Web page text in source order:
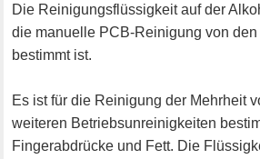
Die Reinigungsflüssigkeit auf der
die manuelle PCB-Reinigung von
bestimmt ist.
Es ist für die Reinigung der Mehrheit
weiteren Betriebsunreinigkeiten
Fingerabdrücke und Fett. Die